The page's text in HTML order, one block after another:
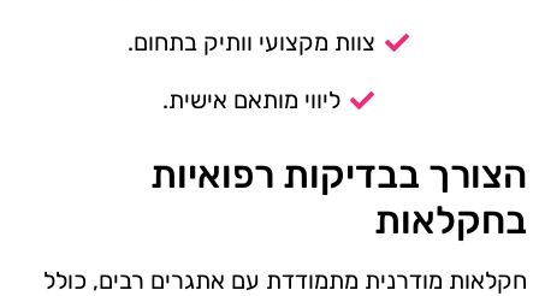
צוות מקצועי וותיק בתחום.
ליווי מותאם אישית.
הצורך בבדיקות רפואיות
בחקלאות
חקלאות מודרנית מתמודדת עם אתגרים רבים, כולל